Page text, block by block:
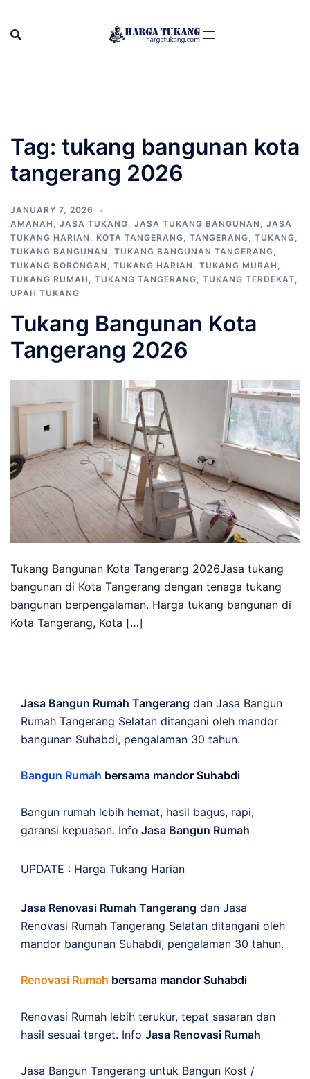
content
Tag: tukang bangunan kota
tangerang 2026
JANUARY 7, 2026
AMANAH , JASA TUKANG, JASA TUKANG BANGUNAN , JASA
TUKANG HARIAN , KOTA TANGERANG, TANGERANG, TUKANG,
TUKANG BANGUNAN , TUKANG BANGUNAN TANGERANG,
TUKANG BORONGAN , TUKANG HARIAN , TUKANG MURAH ,
TUKANG RUMAH , TUKANG TANGERANG, TUKANG TERDEKAT,
UPAH TUKANG
Tukang Bangunan Kota
Tangerang 2026
Tukang Bangunan Kota Tangerang 2026Jasa tukang
bangunan di Kota Tangerang dengan tenaga tukang
bangunan berpengalaman. Harga tukang bangunan di
Kota Tangerang, Kota […]
Jasa Bangun Rumah Tangerang dan Jasa Bangun
Rumah Tangerang Selatan ditangani oleh mandor
bangunan Suhabdi, pengalaman 30 tahun.
Bangun Rumah bersama mandor Suhabdi
Bangun rumah lebih hemat, hasil bagus, rapi,
garansi kepuasan. Info Jasa Bangun Rumah
UPDATE : Harga Tukang Harian
Jasa Renovasi Rumah Tangerang dan Jasa
Renovasi Rumah Tangerang Selatan ditangani oleh
mandor bangunan Suhabdi, pengalaman 30 tahun.
Renovasi Rumah bersama mandor Suhabdi
Renovasi Rumah lebih terukur, tepat sasaran dan
hasil sesuai target. Info Jasa Renovasi Rumah
Jasa Bangun Tangerang untuk Bangun Kost /